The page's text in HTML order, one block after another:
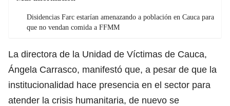
Disidencias Farc estarían amenazando a población en Cauca para
que no vendan comida a FFMM
La directora de la Unidad de Víctimas de Cauca,
Ángela Carrasco, manifestó que, a pesar de que la
institucionalidad hace presencia en el sector para
atender la crisis humanitaria, de nuevo se